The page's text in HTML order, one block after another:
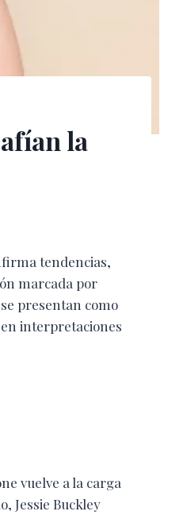
la
tendencias,
marcada por
presentan como
interpretaciones
vuelve a la carga
Jessie Buckley